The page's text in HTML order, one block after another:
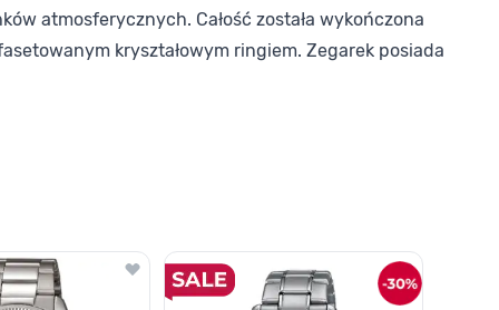
atmosferycznych. Całość została wykończona
kryształowym ringiem. Zegarek posiada
nawigacji karuzeli za pomocą linka pomijającego.